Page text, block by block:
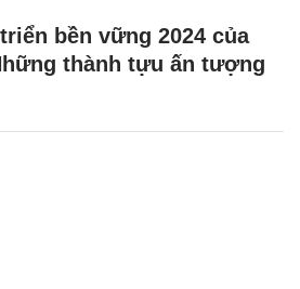
bền vững 2024 của
thành tựu ấn tượng